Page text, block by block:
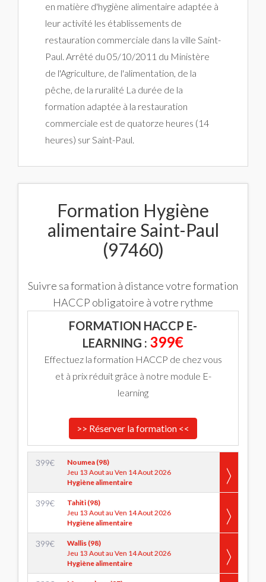
en matière d'hygiène alimentaire adaptée à
leur activité les établissements de
restauration commerciale dans la ville Saint-
Paul. Arrêté du 05/10/2011 du Ministère
de l'Agriculture, de l'alimentation, de la
pêche, de la ruralité La durée de la
formation adaptée à la restauration
commerciale est de quatorze heures (14
heures) sur Saint-Paul.
Formation Hygiène
alimentaire Saint-Paul
(97460)
Suivre sa formation à distance votre formation
HACCP obligatoire à votre rythme
FORMATION HACCP E-
LEARNING : 399€
Effectuez la formation HACCP de chez vous
et à prix réduit grâce à notre module E-
learning
>> Réserver la formation <<
399€
Noumea (98)
Jeu 13 Aout au Ven 14 Aout 2026
Hygiène alimentaire
399€
Tahiti (98)
Jeu 13 Aout au Ven 14 Aout 2026
Hygiène alimentaire
399€
Wallis (98)
Jeu 13 Aout au Ven 14 Aout 2026
Hygiène alimentaire